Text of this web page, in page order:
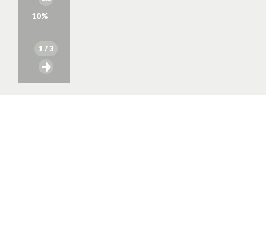
10%
1 / 3